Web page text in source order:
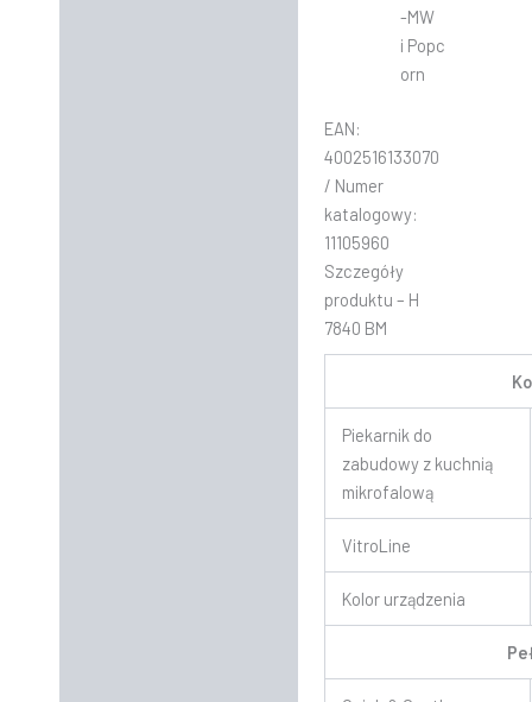
-MW
i Popc
orn
EAN:
4002516133070
/ Numer
katalogowy:
11105960
Szczegóły
produktu – H
7840 BM
Piekarnik do
zabudowy z kuchnią
mikrofalową
VitroLine
Kolor urządzenia